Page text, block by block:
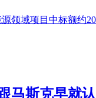
领域项目中标额约
马斯克早就